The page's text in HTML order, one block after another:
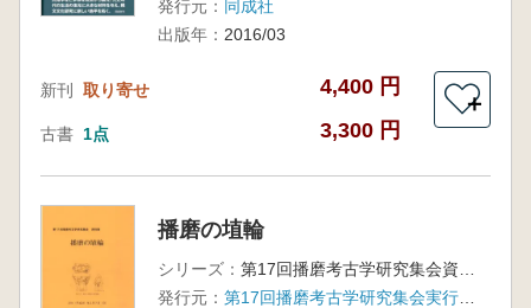
発行元： 同成社
出版年： 2016/03
新刊 取り寄せ 4,400 円
古書 1点 3,300 円
＋
播磨の埴輪
シリーズ：
発行元：
第17回播磨考古学研究集会実行委員会